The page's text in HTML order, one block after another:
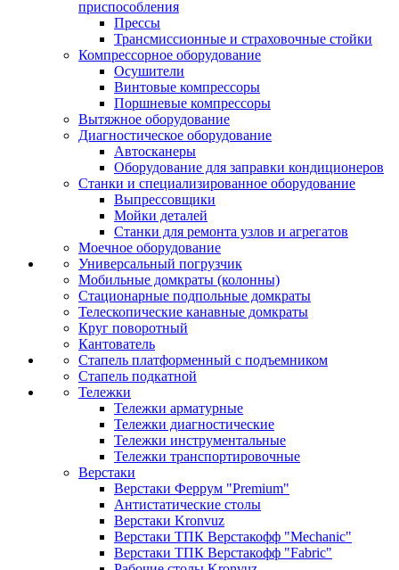
приспособления
Прессы
Трансмиссионные и страховочные стойки
Компрессорное оборудование
Осушители
Винтовые компрессоры
Поршневые компрессоры
Вытяжное оборудование
Диагностическое оборудование
Автосканеры
Оборудование для заправки кондиционеров
Станки и специализированное оборудование
Выпрессовщики
Мойки деталей
Станки для ремонта узлов и агрегатов
Моечное оборудование
Универсальный погрузчик
Мобильные домкраты (колонны)
Стационарные подпольные домкраты
Телескопические канавные домкраты
Круг поворотный
Кантователь
Стапель платформенный с подъемником
Стапель подкатной
Тележки
Тележки арматурные
Тележки диагностические
Тележки инструментальные
Тележки транспортировочные
Верстаки
Верстаки Феррум "Premium"
Антистатические столы
Верстаки Kronvuz
Верстаки ТПК Верстакофф "Mechanic"
Верстаки ТПК Верстакофф "Fabric"